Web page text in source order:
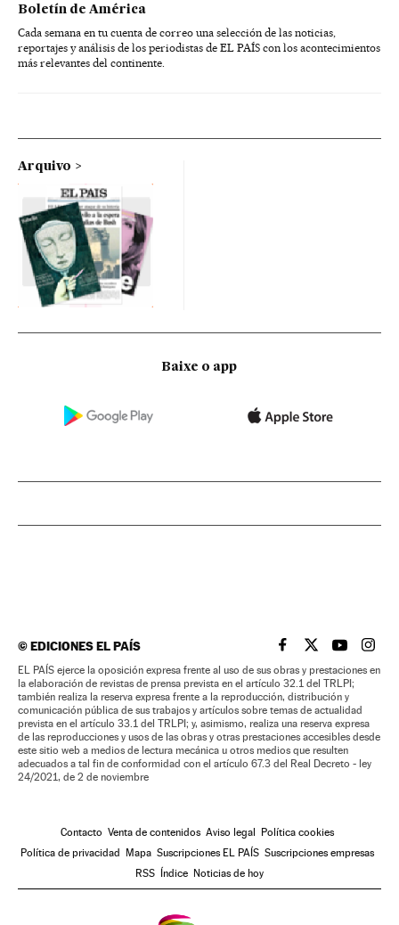
Boletín de América
Cada semana en tu cuenta de correo una selección de las noticias,
reportajes y análisis de los periodistas de EL PAÍS con los acontecimientos
más relevantes del continente.
Arquivo
Baixe o app
©EDICIONES EL PAÍS EL PAÍS BRASIL EN
EL PAÍSEL PAÍS
EL
EL PAÍS ejerce la oposición expresa frente al uso de sus obras y prestaciones en
la elaboración de revistas de prensa prevista en el artículo 32.1 del TRLPI;
también realiza la reserva expresa frente a la reproducción, distribución y
comunicación pública de sus trabajos y artículos sobre temas de actualidad
prevista en el artículo 33.1 del TRLPI; y, asimismo, realiza una reserva expresa
de las reproducciones y usos de las obras y otras prestaciones accesibles desde
este sitio web a medios de lectura mecánica u otros medios que resulten
adecuados a tal fin de conformidad con el artículo 67.3 del Real Decreto - ley
24/2021, de 2 de noviembre
Contacto Venta de contenidos Aviso legal
Política cookies
Política de privacidad
Mapa Suscripciones EL PAÍS Suscripciones empresas
RSS
Índice Noticias de hoy